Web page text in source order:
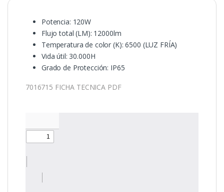
Potencia: 120W
Flujo total (LM): 12000lm
Temperatura de color (K): 6500 (LUZ FRÍA)
Vida útil: 30.000H
Grado de Protección: IP65
7016715 FICHA TECNICA PDF